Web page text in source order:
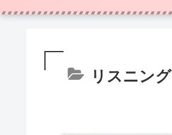
リスニング